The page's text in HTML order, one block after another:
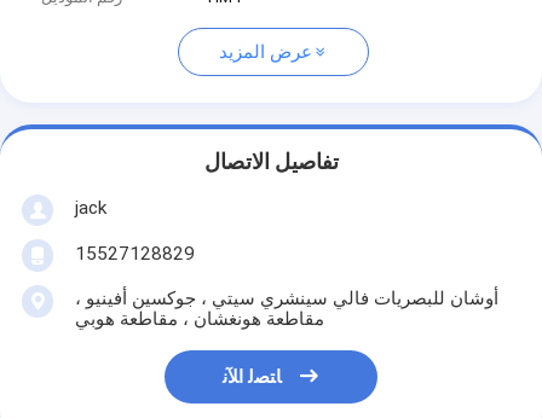
عرض المزيد
تفاصيل الاتصال
jack
15527128829
أوشان للبصريات فالي سينشري سيتي ، جوكسين أفينيو ،
مقاطعة هونغشان ، مقاطعة هوبي
ﺎﺘﺼﻟ ﺍﻶﻧ